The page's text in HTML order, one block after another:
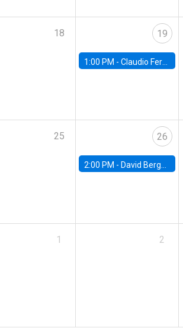
18 19
1:00 PM - Claudio Ferraz, British Columbia
25 26
2:00 PM - David Berger, Duke
1 2